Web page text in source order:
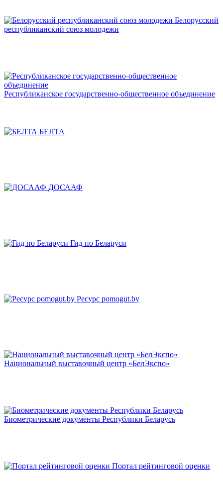
Белорусский
республиканский союз молодежи
Республиканское государственно-общественное объединение
БЕЛТА
ДОСААФ
Гид по Беларуси
Ресурс pomogut.by
Национальный выставочный центр «БелЭкспо»
Биометрические документы Республики Беларусь
Портал рейтинговой оценки